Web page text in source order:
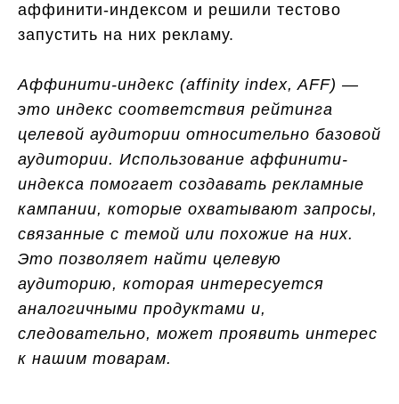
аффинити-индексом и решили тестово
запустить на них рекламу.
Аффинити-индекс (affinity index, AFF) —
это индекс соответствия рейтинга
целевой аудитории относительно базовой
аудитории. Использование аффинити-
индекса помогает создавать рекламные
кампании, которые охватывают запросы,
связанные с темой или похожие на них.
Это позволяет найти целевую
аудиторию, которая интересуется
аналогичными продуктами и,
следовательно, может проявить интерес
к нашим товарам.